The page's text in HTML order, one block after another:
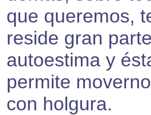
que queremos,
reside gran
autoestima y
permite
con holgura.